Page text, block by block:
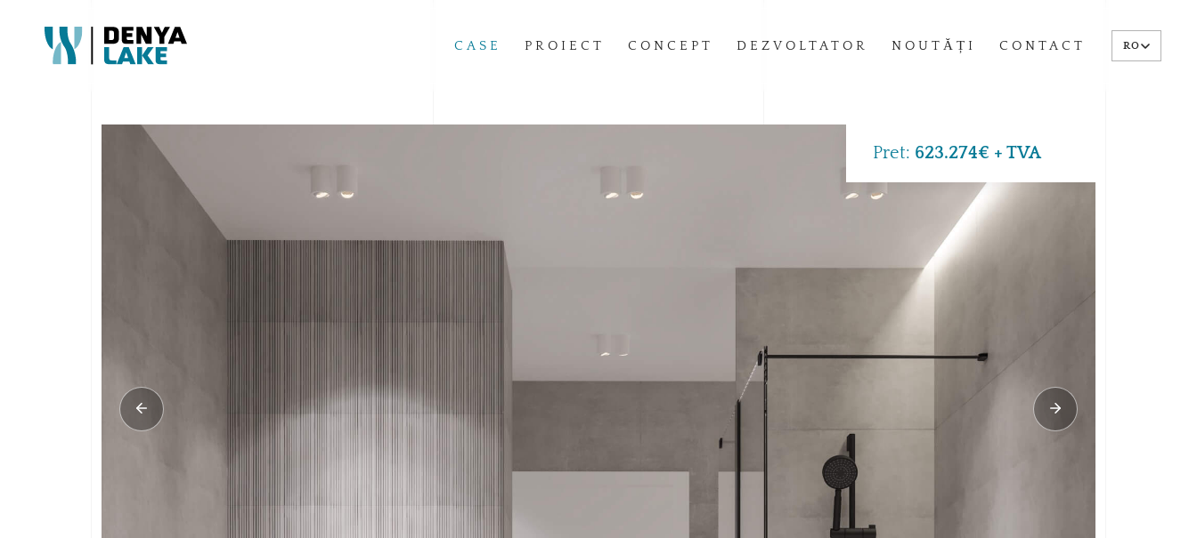
CASE PROIECT CONCEPT DEZVOLTATOR NOUTĂȚI CONTACT RO
Pret: 623.274€ + TVA